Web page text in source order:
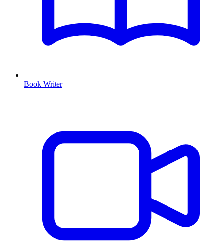
Book Writer